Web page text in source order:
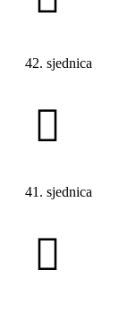
42. sjednica
41. sjednica